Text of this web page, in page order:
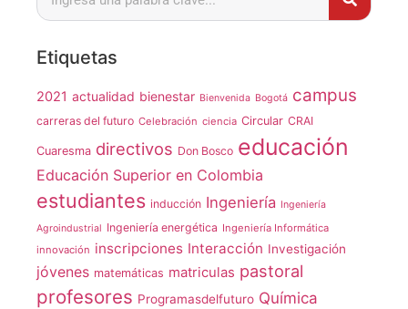
Etiquetas
2021 actualidad bienestar Bienvenida Bogotá campus
carreras del futuro Celebración ciencia Circular CRAI
Cuaresma directivos Don Bosco educación
Educación Superior en Colombia
estudiantes inducción Ingeniería Ingeniería
Agroindustrial Ingeniería energética Ingeniería Informática
innovación inscripciones Interacción Investigación
jóvenes matemáticas matriculas pastoral
profesores Programasdelfuturo Química